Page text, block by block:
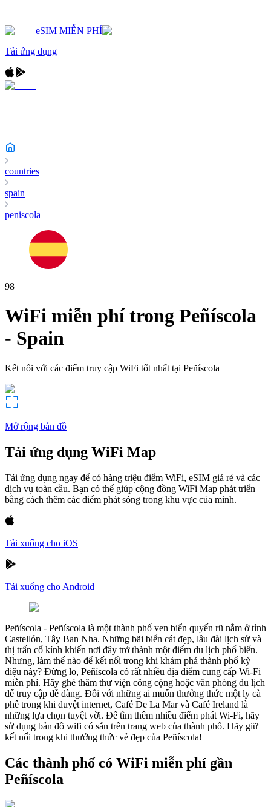
eSIM MIỄN PHÍ
Tải ứng dụng
countries
spain
peniscola
98
WiFi miễn phí trong Peñíscola
- Spain
Kết nối với các điểm truy cập WiFi tốt nhất tại Peñíscola
Mở rộng bản đồ
Tải ứng dụng WiFi Map
Tải ứng dụng ngay để có hàng triệu điểm WiFi, eSIM giá rẻ và các
dịch vụ toàn cầu. Bạn có thể giúp cộng đồng WiFi Map phát triển
bằng cách thêm các điểm phát sóng trong khu vực của mình.
Tải xuống cho iOS
Tải xuống cho Android
Peñíscola - Peñíscola là một thành phố ven biển quyến rũ nằm ở tỉnh
Castellón, Tây Ban Nha. Những bãi biển cát đẹp, lâu đài lịch sử và
thị trấn cổ kính khiến nơi đây trở thành một điểm du lịch phổ biến.
Nhưng, làm thế nào để kết nối trong khi khám phá thành phố kỳ
diệu này? Đừng lo, Peñíscola có rất nhiều địa điểm cung cấp Wi-Fi
miễn phí. Hãy ghé thăm thư viện công cộng hoặc văn phòng du lịch
để truy cập dễ dàng. Đối với những ai muốn thưởng thức một ly cà
phê trong khi duyệt internet, Café De La Mar và Café Ireland là
những lựa chọn tuyệt vời. Để tìm thêm nhiều điểm phát Wi-Fi, hãy
sử dụng bản đồ wifi có sẵn trên trang web của thành phố. Hãy giữ
kết nối trong khi thưởng thức vẻ đẹp của Peñíscola!
Các thành phố có WiFi miễn phí gần
Peñíscola